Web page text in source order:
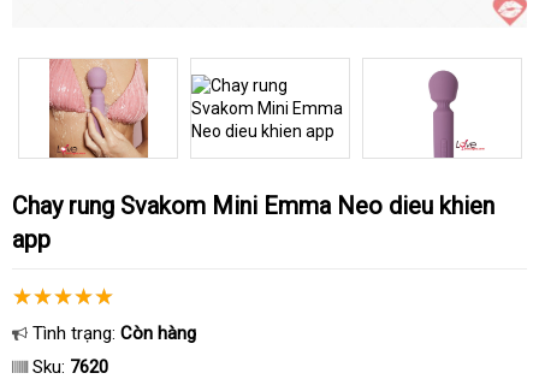
Chay rung Svakom Mini Emma Neo dieu khien
app
Tình trạng: Còn hàng
Sku: 7620